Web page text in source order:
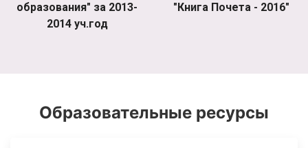
образования" за 2013-
2014 уч.год
"Книга Почета - 2016"
Образовательные ресурсы